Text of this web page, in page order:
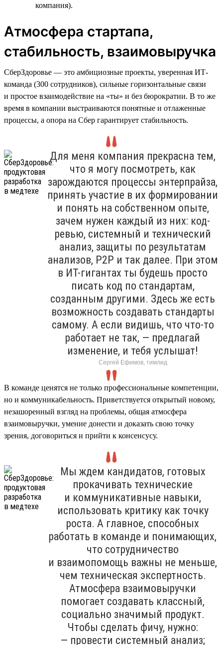
компания).
Атмосфера стартапа,
стабильность, взаимовыручка
СберЗдоровье — это амбициозные проекты, уверенная ИТ-
команда (300 сотрудников), сильные горизонтальные связи
и простое взаимодействие на «ты» и без бюрократии. В то же
время в компании выстраиваются понятные и отлаженные
процессы, а опора на Сбер гарантирует стабильность.
Для меня компания прекрасна тем,
что я могу посмотреть, как
зарождаются процессы энтерпрайза,
принять участие в их формировании
и понять на собственном опыте,
зачем нужен каждый из них: код-
ревью, системный и технический
анализ, защиты по результатам
анализов, P2P и так далее. При этом
в ИТ-гигантах ты будешь просто
писать код по стандартам,
созданным другими. Здесь же есть
возможность создавать стандарты
самому. А если видишь, что что-то
работает не так, — предлагай
изменение, и тебя услышат!
Сергей Ефимов, тимлид
В команде ценятся не только профессиональные компетенции,
но и коммуникабельность. Приветствуется открытый новому,
незашоренный взгляд на проблемы, общая атмосфера
взаимовыручки, умение донести и доказать свою точку
зрения, договориться и прийти к консенсусу.
Мы ждем кандидатов, готовых
прокачивать технические
и коммуникативные навыки,
использовать критику как точку
роста. А главное, способных
работать в команде и понимающих,
что сотрудничество
и взаимопомощь важны не меньше,
чем техническая экспертность.
Атмосфера взаимовыручки
помогает создавать классный,
социально значимый продукт.
Чтобы сделать фичу, нужно:
— провести системный анализ;